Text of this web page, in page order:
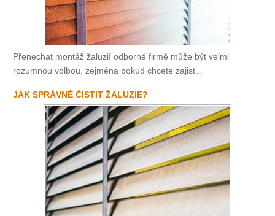
Přenechat montáž žaluzií odborné firmě může být velmi
rozumnou volbou, zejména pokud chcete zajist...
JAK SPRÁVNĚ ČISTIT ŽALUZIE?